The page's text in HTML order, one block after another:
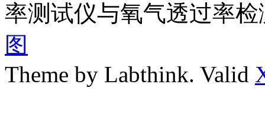
率测试仪与氧气透过率
图
Theme by Labthink. Valid